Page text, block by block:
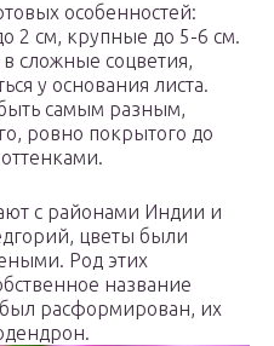
особенностей:
2 см, крупные до 5-6 см.
сложные соцветия,
у основания листа.
самым разным,
ровно покрытого до
с районами Индии и
цветы были
Род этих
название
расформирован, их